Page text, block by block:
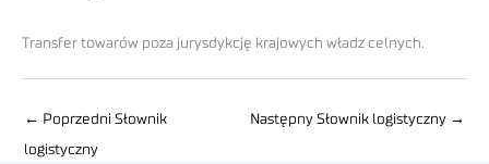
Transfer towarów poza jurysdykcję krajowych władz celnych.
← Poprzedni Słownik
logistyczny
Następny Słownik logistyczny →